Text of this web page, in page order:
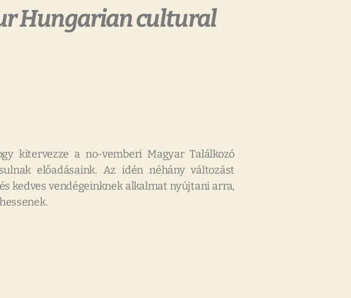
Hungarian cultural
kitervezze a no-vemberi Magyar Találkozó
előadásaink. Az idén néhány változást
kedves vendégeinknek alkalmat nyújtani arra,